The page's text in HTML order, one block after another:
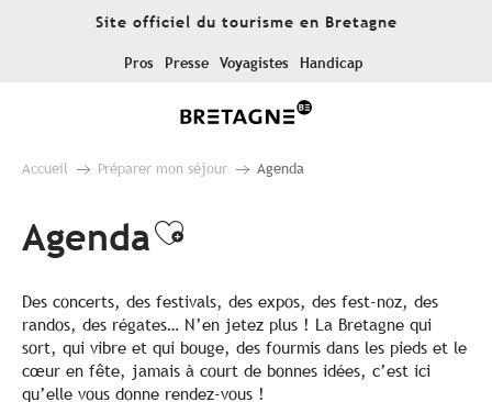
Site officiel du tourisme en Bretagne
Pros Presse Voyagistes Handicap
Accueil Préparer mon séjour Agenda
AgendaAjouter aux favoris
Des concerts, des festivals, des expos, des fest-noz, des
randos, des régates… N’en jetez plus ! La Bretagne qui
sort, qui vibre et qui bouge, des fourmis dans les pieds et le
cœur en fête, jamais à court de bonnes idées, c’est ici
qu’elle vous donne rendez-vous !